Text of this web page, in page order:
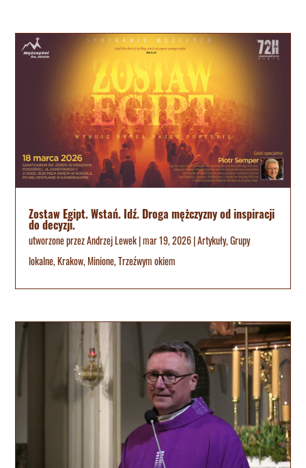
Zostaw Egipt. Wstań. Idź. Droga mężczyzny od inspiracji
do decyzji.
utworzone przezAndrzej Lewek|mar 19, 2026|Artykuły,Grupy
lokalne,Krakow,Minione,Trzeźwym okiem